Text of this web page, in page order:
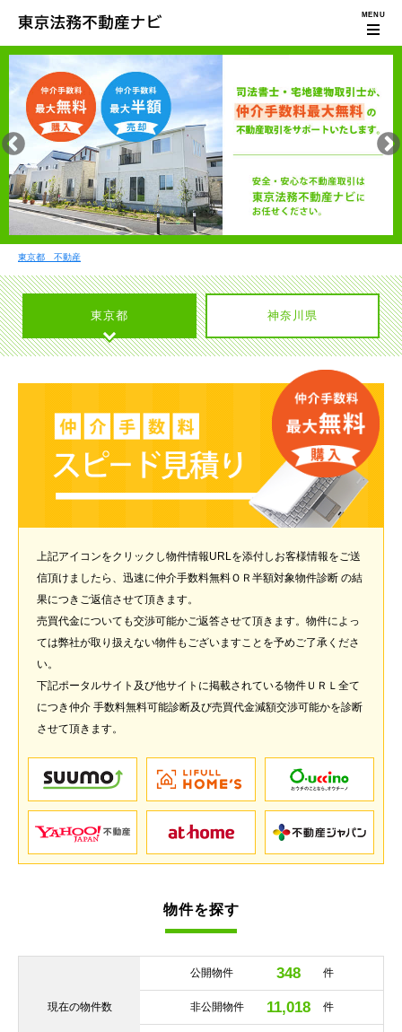
東京都 不動産
東京都 神奈川県
上記アイコンをクリックし物件情報URLを添付しお客様情報をご送
信頂けましたら、迅速に仲介手数料無料ＯＲ半額対象物件診断 の結
果につきご返信させて頂きます。
売買代金についても交渉可能かご返答させて頂きます。物件によっ
ては弊社が取り扱えない物件もございますことを予めご了承くださ
い。
下記ポータルサイト及び他サイトに掲載されている物件ＵＲＬ全て
につき仲介 手数料無料可能診断及び売買代金減額交渉可能かを診断
させて頂きます。
物件を探す
現在の物件数
公開物件 348 件
非公開物件 11,018 件